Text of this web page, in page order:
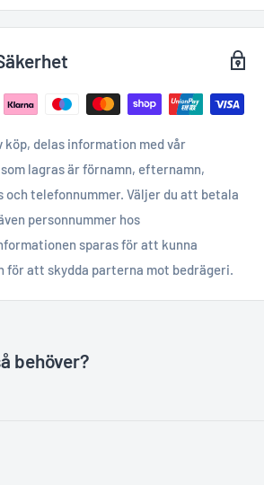
köp, delas information med vår
lagras är förnamn, efternamn,
och telefonnummer. Väljer du att betala
personnummer hos
sparas för att kunna
för att skydda parterna mot bedrägeri.
behöver?